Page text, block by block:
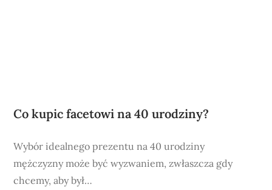
Co kupic facetowi na 40 urodziny?
Wybór idealnego prezentu na 40 urodziny
mężczyzny może być wyzwaniem, zwłaszcza gdy
chcemy, aby był…